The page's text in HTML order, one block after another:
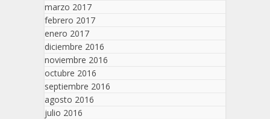
marzo 2017
febrero 2017
enero 2017
diciembre 2016
noviembre 2016
octubre 2016
septiembre 2016
agosto 2016
julio 2016